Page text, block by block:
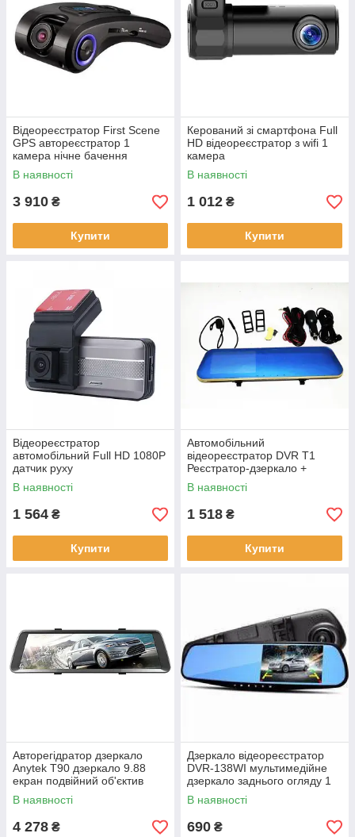
Відеореєстратор First Scene
GPS автореєстратор 1
камера нічне бачення
якісний автомобільний
В наявності
3 910 ₴
Купити
Керований зі смартфона Full
HD відеореєстратор з wifi 1
камера
В наявності
1 012 ₴
Купити
Відеореєстратор
автомобільний Full HD 1080P
датчик руху
В наявності
1 564 ₴
Купити
Автомобільний
відеореєстратор DVR Т1
Реєстратор-дзеркало +
камера заднього огляду
В наявності
1 518 ₴
Купити
Авторегідратор дзеркало
Anytek T90 дзеркало 9.88
екран подвійний об'єктив
реєстратор стильний Анітек
В наявності
4 278 ₴
Дзеркало відеореєстратор
DVR-138WI мультимедійне
дзеркало заднього огляду 1
камера антивідблискова
В наявності
690 ₴